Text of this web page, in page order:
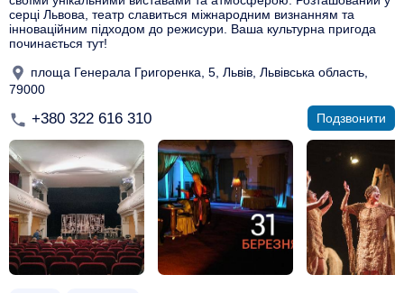
серці Львова, театр славиться міжнародним визнанням та
інноваційним підходом до режисури. Ваша культурна пригода
починається тут!
площа Генерала Григоренка, 5, Львів, Львівська область,
79000
+380 322 616 310 Подзвонити